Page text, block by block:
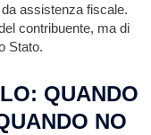
assistenza fiscale.
contribuente, ma di
Stato.
QUANDO
NO